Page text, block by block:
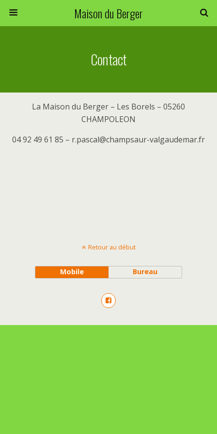
Maison du Berger
Contact
La Maison du Berger – Les Borels – 05260
CHAMPOLEON
04 92 49 61 85 – r.pascal@champsaur-valgaudemar.fr
Retour au début
Mobile Bureau